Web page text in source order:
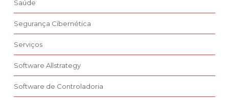
Saúde
Segurança Cibernética
Serviços
Software Allstrategy
Software de Controladoria